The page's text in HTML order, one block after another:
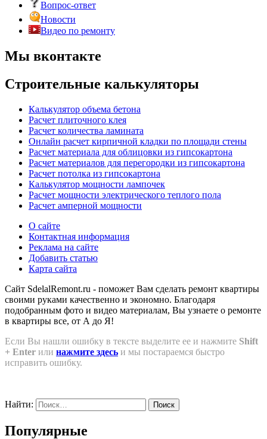
Вопрос-ответ
Новости
Видео по ремонту
Мы вконтакте
Строительные калькуляторы
Калькулятор объема бетона
Расчет плиточного клея
Расчет количества ламината
Онлайн расчет кирпичной кладки по площади стены
Расчет материала для облицовки из гипсокартона
Расчет материалов для перегородки из гипсокартона
Расчет потолка из гипсокартона
Калькулятор мощности лампочек
Расчет мощности электрического теплого пола
Расчет амперной мощности
О сайте
Контактная информация
Реклама на сайте
Добавить статью
Карта сайта
Сайт SdelalRemont.ru - поможет Вам сделать ремонт квартиры
своими руками качественно и экономно. Благодаря
подобранным фото и видео материалам, Вы узнаете о ремонте
в квартиры все, от А до Я!
Если Вы нашли ошибку в тексте выделите ее и нажмите Shift
+ Enter или нажмите здесь и мы постараемся быстро
исправить ошибку.
Найти:
Популярные